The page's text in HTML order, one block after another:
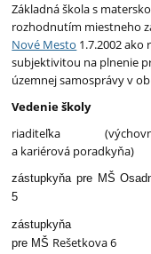
Základná škola s
rozhodnutím miestneho
Nové Mesto 1.7.2002
subjektivitou na plnenie
územnej samosprávy v
Vedenie školy
riaditeľka
a kariérová poradkyňa)
zástupkyňa pre MŠ
5
zástupkyňa
pre MŠ Rešetkova 6